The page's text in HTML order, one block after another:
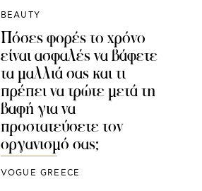
BEAUTY
Πόσες φορές το χρόνο
είναι ασφαλές να βάφετε
τα μαλλιά σας και τι
πρέπει να τρώτε μετά τη
βαφή για να
προστατεύσετε τον
οργανισμό σας;
VOGUE GREECE